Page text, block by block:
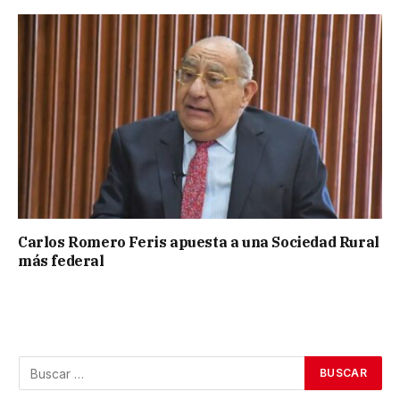
Carlos Romero Feris apuesta a una Sociedad Rural
más federal